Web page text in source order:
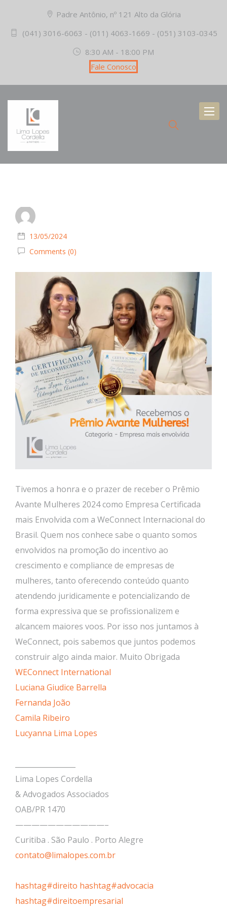
Padre Antônio, nº 121 Alto da Glória
(041) 3016-6063 - (011) 4063-1669 - (051) 3103-0345
8:30 AM - 18:00 PM
Fale Conosco
13/05/2024
Comments (0)
Tivemos a honra e o prazer de receber o Prêmio
Avante Mulheres 2024 como Empresa Certificada
mais Envolvida com a WeConnect Internacional do
Brasil. Quem nos conhece sabe o quanto somos
envolvidos na promoção do incentivo ao
crescimento e compliance de empresas de
mulheres, tanto oferecendo conteúdo quanto
atendendo juridicamente e potencializando de
forma expressiva que se profissionalizem e
alcancem maiores voos. Por isso nos juntamos à
WeConnect, pois sabemos que juntos podemos
construir algo ainda maior. Muito Obrigada
WEConnect International
Luciana Giudice Barrella
Fernanda João
Camila Ribeiro
Lucyanna Lima Lopes
Lima Lopes Cordella
& Advogados Associados
OAB/PR 1470
———————————–
Curitiba . São Paulo . Porto Alegre
contato@limalopes.com.br
hashtag#direito hashtag#advocacia
hashtag#direitoempresarial